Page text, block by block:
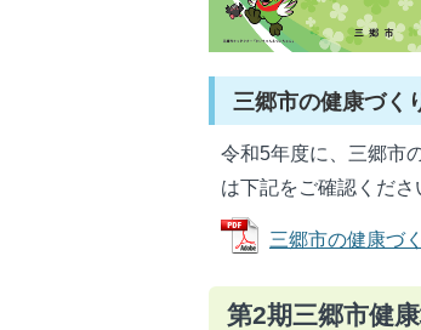
三郷市の健康づく
令和5年度に、三郷市
は下記をご確認くださ
三郷市の健康づ
第2期三郷市健